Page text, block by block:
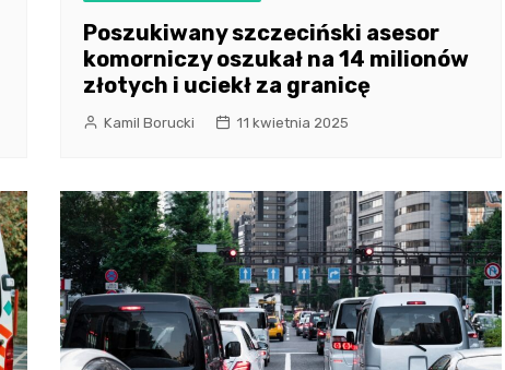
Poszukiwany szczeciński asesor
komorniczy oszukał na 14 milionów
złotych i uciekł za granicę
Kamil Borucki 11 kwietnia 2025